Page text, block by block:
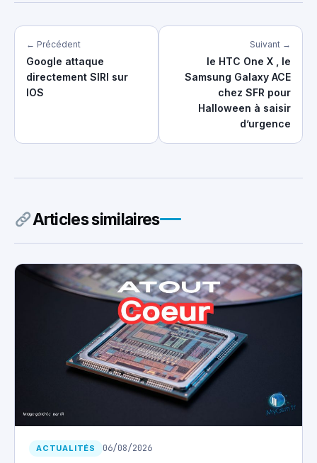
← Précédent
Google attaque
directement SIRI sur
IOS
Suivant →
le HTC One X , le
Samsung Galaxy ACE
chez SFR pour
Halloween à saisir
d’urgence
Articles similaires
ACTUALITÉS 06/08/2026